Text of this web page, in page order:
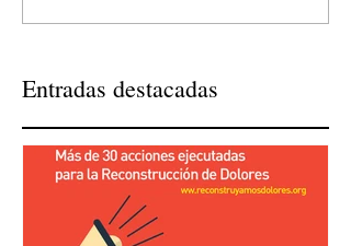
Entradas destacadas